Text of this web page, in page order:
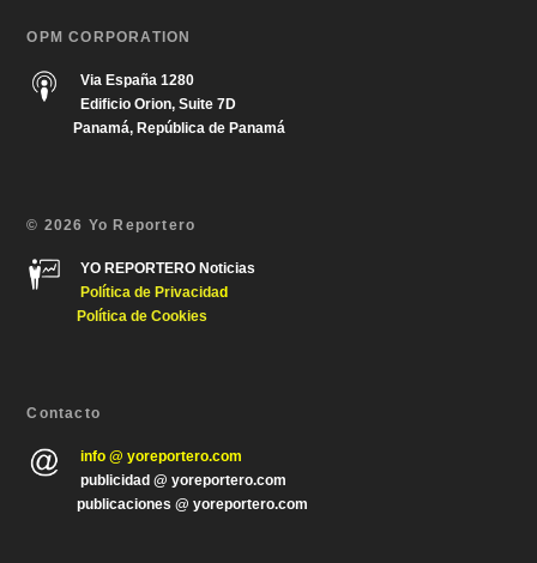
OPM CORPORATION
Via España 1280
Edificio Orion, Suite 7D
Panamá, República de Panamá
© 2026 Yo Reportero
YO REPORTERO Noticias
Política de Privacidad
Política de Cookies
Contacto
info @ yoreportero.com
publicidad @ yoreportero.com
publicaciones @ yoreportero.com